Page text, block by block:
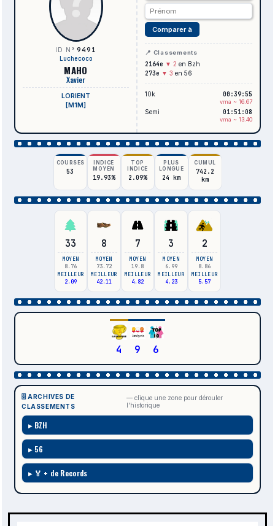
ID N°9491
Luchecoco
MAHO
Xavier
LORIENT
[M1M]
Comparer à
📍 Classements
2164e ▼ 2 en Bzh
273e ▼ 3 en 56
10k 00:39:55
vma ~ 16.67
Semi 01:51:08
vma ~ 13.40
COURSES
53
INDICE
MOYEN
19.93%
TOP
INDICE
2.09%
PLUS
LONGUE
24 km
CUMUL
742.2
km
33
MOYEN
8.76
MEILLEUR
2.09
8
MOYEN
73.72
MEILLEUR
42.11
7
MOYEN
19.8
MEILLEUR
4.82
3
MOYEN
6.99
MEILLEUR
4.23
2
MOYEN
8.86
MEILLEUR
5.57
4 9 6
🗄️ ARCHIVES DE
CLASSEMENTS
— clique une zone pour dérouler
l'historique
BZH
56
🏅 + de Records